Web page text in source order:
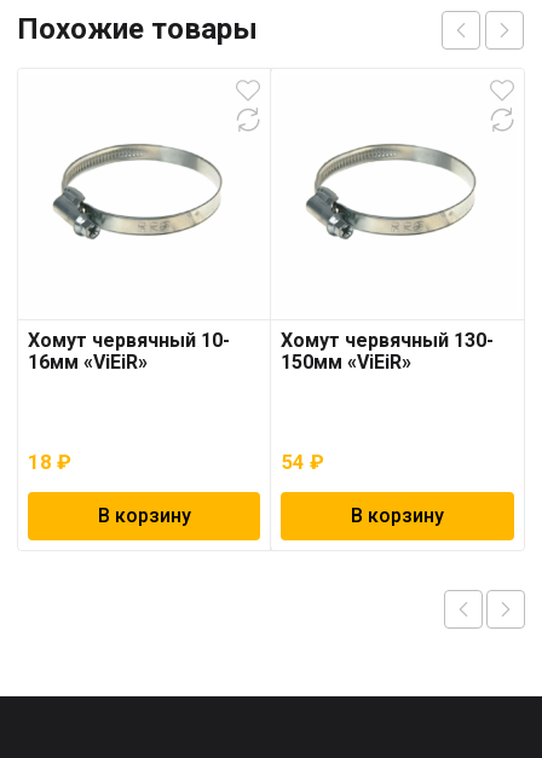
Похожие товары
Хомут червячный 10-
16мм «ViEiR»
18 ₽
В корзину
Хомут червячный 130-
150мм «ViEiR»
54₽
В корзину